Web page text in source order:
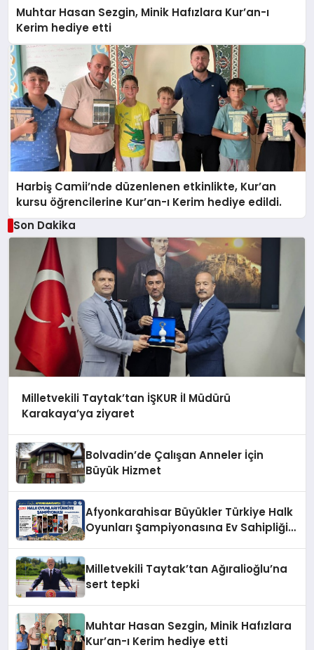
Muhtar Hasan Sezgin, Minik Hafızlara Kur’an-ı
Kerim hediye etti
Harbiş Camii’nde düzenlenen etkinlikte, Kur’an
kursu öğrencilerine Kur’an-ı Kerim hediye edildi.
Son Dakika
Milletvekili Taytak’tan İŞKUR İl Müdürü
Karakaya’ya ziyaret
Bolvadin’de Çalışan Anneler İçin
Büyük Hizmet
Afyonkarahisar Büyükler Türkiye Halk
Oyunları Şampiyonasına Ev Sahipliği
Milletvekili Taytak’tan Ağıralioğlu’na
sert tepki
Muhtar Hasan Sezgin, Minik Hafızlara
Kur’an-ı Kerim hediye etti